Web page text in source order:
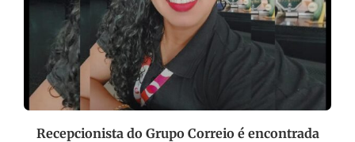
Recepcionista do Grupo Correio é encontrada